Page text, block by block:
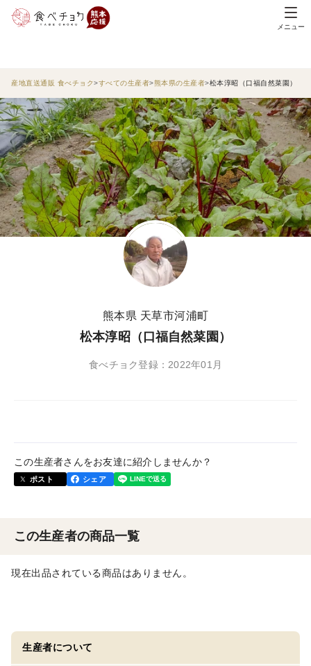
メニュー
産地直送通販 食べチョク すべての生産者 熊本県の生産者 松本淳昭（口福自然菜園）
熊本県 天草市河浦町
松本淳昭（口福自然菜園）
食べチョク登録：2022年01月
この生産者さんをお友達に紹介しませんか？
ポスト シェア
この生産者の商品一覧
現在出品されている商品はありません。
生産者について